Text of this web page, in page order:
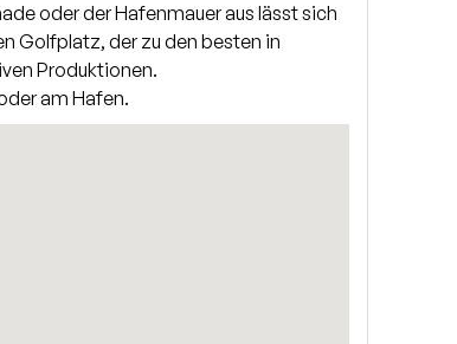
oder der Hafenmauer aus lässt sich
Golfplatz, der zu den besten in
Produktionen.
am Hafen.